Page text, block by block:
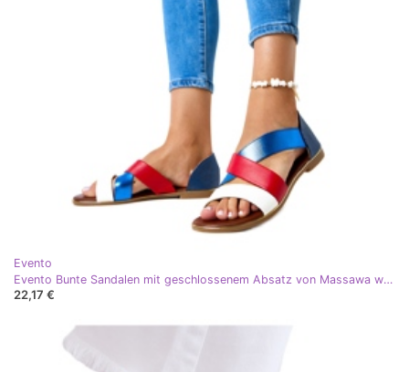
Evento
Evento Bunte Sandalen mit geschlossenem Absatz von Massawa weiß
22,17 €